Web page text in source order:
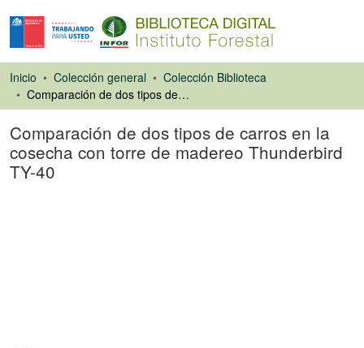
Inicio Colección general
Colección Biblioteca
Comparación de dos tipos de carros en la cosecha con torre de madereo Thunderbird TY-40
Comparación de dos tipos de carros en la
cosecha con torre de madereo Thunderbird
TY-40